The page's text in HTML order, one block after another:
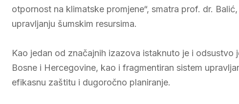
otpornost na klimatske promjene“, smatra prof. dr.
upravljanju šumskim resursima.
Kao jedan od značajnih izazova istaknuto je i
Bosne i Hercegovine, kao i fragmentiran sistem
efikasnu zaštitu i dugoročno planiranje.